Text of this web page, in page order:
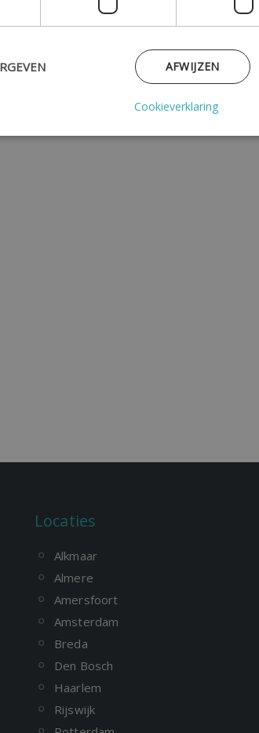
Locaties
Alkmaar
Almere
Amersfoort
Amsterdam
Breda
Den Bosch
Haarlem
Rijswijk
AFWIJZEN
Cookieverklaring